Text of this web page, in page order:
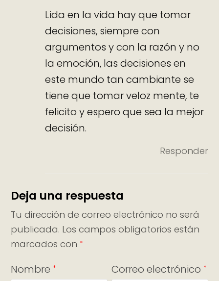
Lida en la vida hay que tomar
decisiones, siempre con
argumentos y con la razón y no
la emoción, las decisiones en
este mundo tan cambiante se
tiene que tomar veloz mente, te
felicito y espero que sea la mejor
decisión.
Responder
Deja una respuesta
Tu dirección de correo electrónico no será
publicada. Los campos obligatorios están
marcados con *
Nombre * Correo electrónico *